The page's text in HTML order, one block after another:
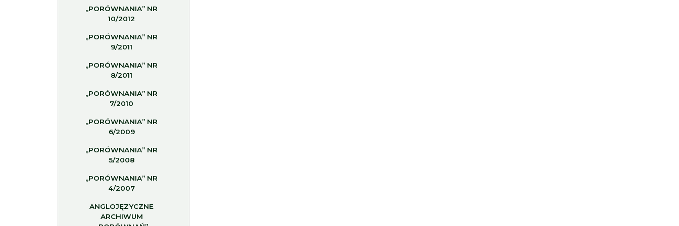
„PORÓWNANIA” NR
10/2012
„PORÓWNANIA” NR
9/2011
„PORÓWNANIA” NR
8/2011
„PORÓWNANIA” NR
7/2010
„PORÓWNANIA” NR
6/2009
„PORÓWNANIA” NR
5/2008
„PORÓWNANIA” NR
4/2007
ANGLOJĘZYCZNE
ARCHIWUM